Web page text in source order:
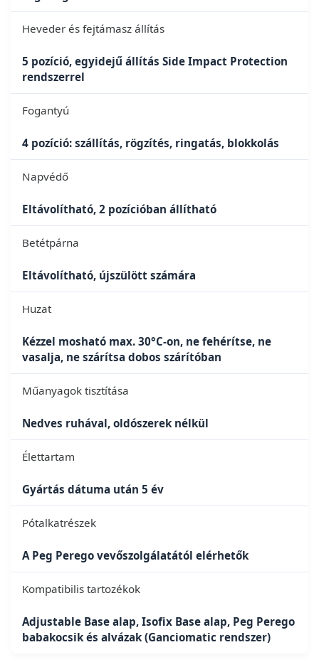
Heveder és fejtámasz állítás
5 pozíció, egyidejű állítás Side Impact Protection
rendszerrel
Fogantyú
4 pozíció: szállítás, rögzítés, ringatás, blokkolás
Napvédő
Eltávolítható, 2 pozícióban állítható
Betétpárna
Eltávolítható, újszülött számára
Huzat
Kézzel mosható max. 30°C-on, ne fehérítse, ne
vasalja, ne szárítsa dobos szárítóban
Műanyagok tisztítása
Nedves ruhával, oldószerek nélkül
Élettartam
Gyártás dátuma után 5 év
Pótalkatrészek
A Peg Perego vevőszolgálatától elérhetők
Kompatibilis tartozékok
Adjustable Base alap, Isofix Base alap, Peg Perego
babakocsik és alvázak (Ganciomatic rendszer)